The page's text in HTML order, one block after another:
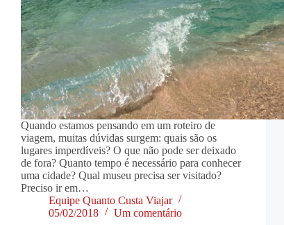
Quando estamos pensando em um roteiro de
viagem, muitas dúvidas surgem: quais são os
lugares imperdíveis? O que não pode ser deixado
de fora? Quanto tempo é necessário para conhecer
uma cidade? Qual museu precisa ser visitado?
Preciso ir em…
Equipe Quanto Custa Viajar
05/02/2018
Um comentário